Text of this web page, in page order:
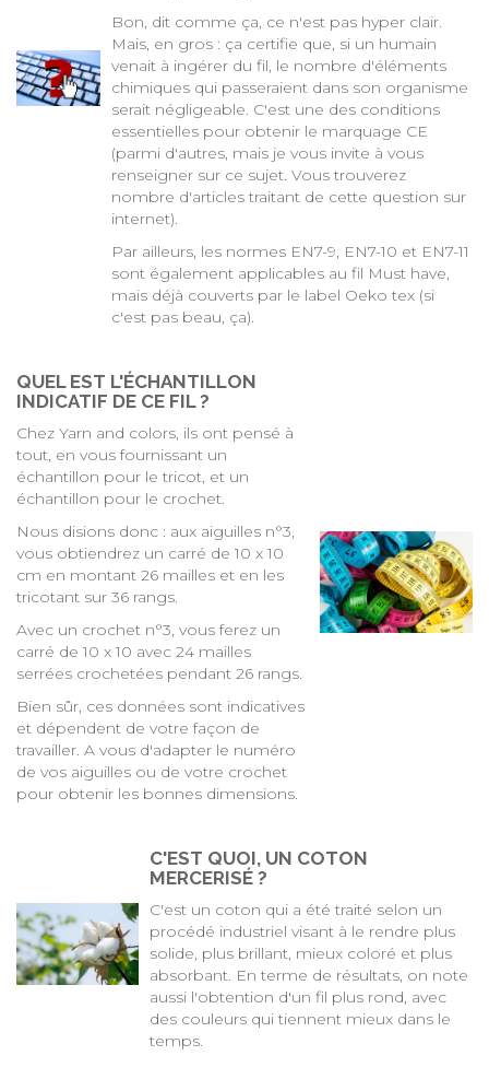
Bon, dit comme ça, ce n'est pas hyper clair.
Mais, en gros : ça certifie que, si un humain
venait à ingérer du fil, le nombre d'éléments
chimiques qui passeraient dans son organisme
serait négligeable. C'est une des conditions
essentielles pour obtenir le marquage CE
(parmi d'autres, mais je vous invite à vous
renseigner sur ce sujet. Vous trouverez
nombre d'articles traitant de cette question sur
internet).
Par ailleurs, les normes EN7-9, EN7-10 et EN7-11
sont également applicables au fil Must have,
mais déjà couverts par le label Oeko tex (si
c'est pas beau, ça).
QUEL EST L'ÉCHANTILLON
INDICATIF DE CE FIL ?
Chez Yarn and colors, ils ont pensé à
tout, en vous fournissant un
échantillon pour le tricot, et un
échantillon pour le crochet.
Nous disions donc : aux aiguilles n°3,
vous obtiendrez un carré de 10 x 10
cm en montant 26 mailles et en les
tricotant sur 36 rangs.
Avec un crochet n°3, vous ferez un
carré de 10 x 10 avec 24 mailles
serrées crochetées pendant 26 rangs.
Bien sûr, ces données sont indicatives
et dépendent de votre façon de
travailler. A vous d'adapter le numéro
de vos aiguilles ou de votre crochet
pour obtenir les bonnes dimensions.
C'EST QUOI, UN COTON
MERCERISÉ ?
C'est un coton qui a été traité selon un
procédé industriel visant à le rendre plus
solide, plus brillant, mieux coloré et plus
absorbant. En terme de résultats, on note
aussi l'obtention d'un fil plus rond, avec
des couleurs qui tiennent mieux dans le
temps.